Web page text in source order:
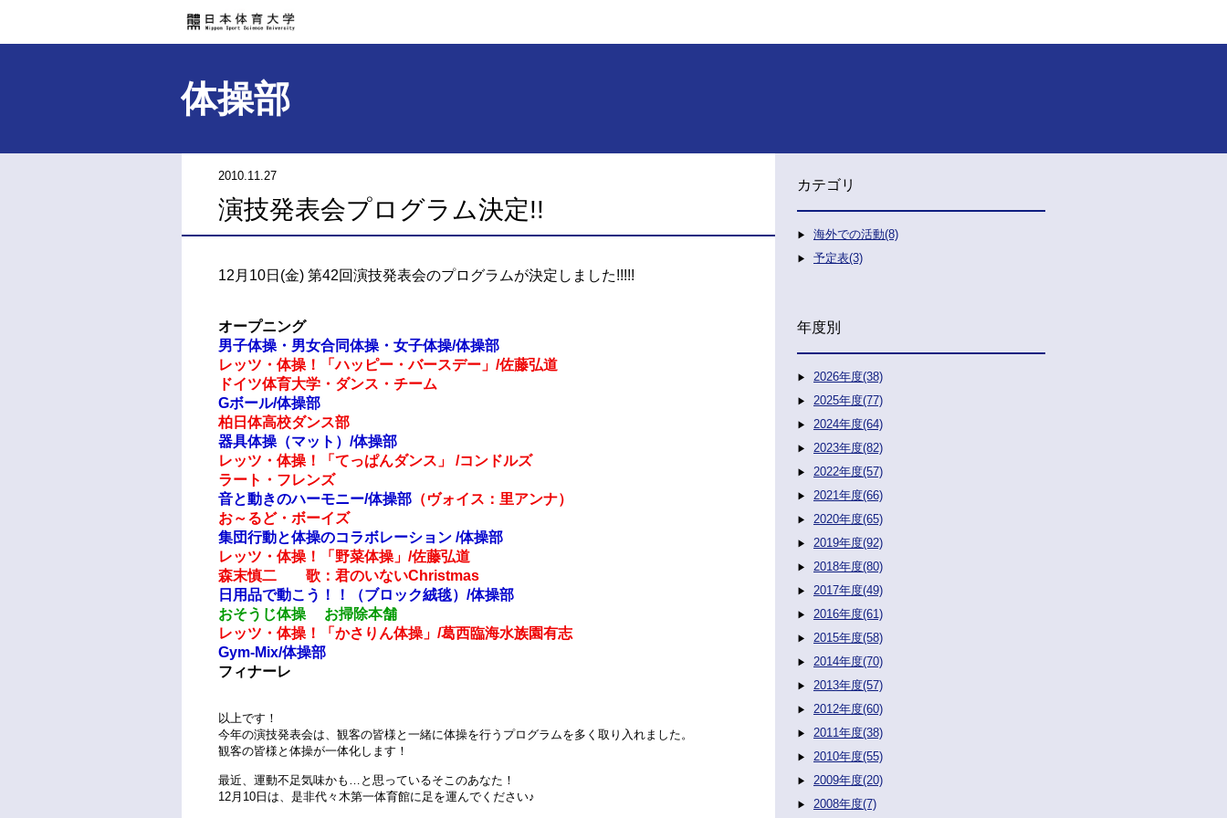
体操部
2010.11.27
演技発表会プログラム決定!!
12月10日(金) 第42回演技発表会のプログラムが決定しました!!!!!
オープニング
男子体操・男女合同体操・女子体操/体操部
レッツ・体操！「ハッピー・バースデー」/佐藤弘道
ドイツ体育大学・ダンス・チーム
Gボール/体操部
柏日体高校ダンス部
器具体操（マット）/体操部
レッツ・体操！「てっぱんダンス」 /コンドルズ
ラート・フレンズ
音と動きのハーモニー/体操部 （ヴォイス：里アンナ）
お～るど・ボーイズ
集団行動と体操のコラボレーション /体操部
レッツ・体操！「野菜体操」/佐藤弘道
森末慎二 歌：君のいないChristmas
日用品で動こう！！（ブロック絨毯）/体操部
おそうじ体操 お掃除本舗
レッツ・体操！「かさりん体操」/葛西臨海水族園有志
Gym-Mix/体操部
フィナーレ
以上です！
今年の演技発表会は、観客の皆様と一緒に体操を行うプログラムを多く取り入れました。
観客の皆様と体操が一体化します！
最近、運動不足気味かも…と思っているそこのあなた！
12月10日は、是非代々木第一体育館に足を運んでください♪
カテゴリ
海外での活動(8)
予定表(3)
年度別
2026年度(38)
2025年度(77)
2024年度(64)
2023年度(82)
2022年度(57)
2021年度(66)
2020年度(65)
2019年度(92)
2018年度(80)
2017年度(49)
2016年度(61)
2015年度(58)
2014年度(70)
2013年度(57)
2012年度(60)
2011年度(38)
2010年度(55)
2009年度(20)
2008年度(7)